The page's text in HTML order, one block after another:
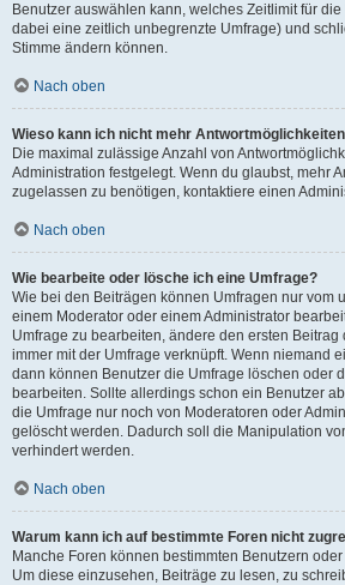
Benutzer auswählen kann, welches Zeitlimit für
dabei eine zeitlich unbegrenzte Umfrage) und
Stimme ändern können.
Nach oben
Wieso kann ich nicht mehr
Die maximal zulässige Anzahl von
Administration festgelegt. Wenn du glaubst, mehr
zugelassen zu benötigen, kontaktiere einen
Nach oben
Wie bearbeite oder lösche ich eine Umfrage?
Wie bei den Beiträgen können Umfragen nur vom
einem Moderator oder einem Administrator
Umfrage zu bearbeiten, ändere den ersten Beitrag
immer mit der Umfrage verknüpft. Wenn niemand
dann können Benutzer die Umfrage löschen oder
bearbeiten. Sollte allerdings schon ein Benutzer
die Umfrage nur noch von Moderatoren oder
gelöscht werden. Dadurch soll die Manipulation
verhindert werden.
Nach oben
Warum kann ich auf bestimmte Foren nicht
Manche Foren können bestimmten Benutzern
Um diese einzusehen, Beiträge zu lesen, zu